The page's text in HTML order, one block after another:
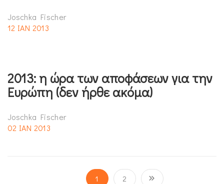
Joschka Fischer
12 ΙΑΝ 2013
2013: η ώρα των αποφάσεων για την
Ευρώπη (δεν ήρθε ακόμα)
Joschka Fischer
02 ΙΑΝ 2013
1 2